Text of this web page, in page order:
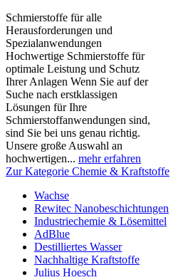
Schmierstoffe für alle
Herausforderungen und
Spezialanwendungen
Hochwertige Schmierstoffe für
optimale Leistung und Schutz
Ihrer Anlagen Wenn Sie auf der
Suche nach erstklassigen
Lösungen für Ihre
Schmierstoffanwendungen sind,
sind Sie bei uns genau richtig.
Unsere große Auswahl an
hochwertigen... mehr erfahren
Zur Kategorie Chemie & Kraftstoffe
Wachse
Rewitec Nanobeschichtungen
Industriechemie & Lösemittel
AdBlue
Destilliertes Wasser
Nachhaltige Kraftstoffe
Julius Hoesch